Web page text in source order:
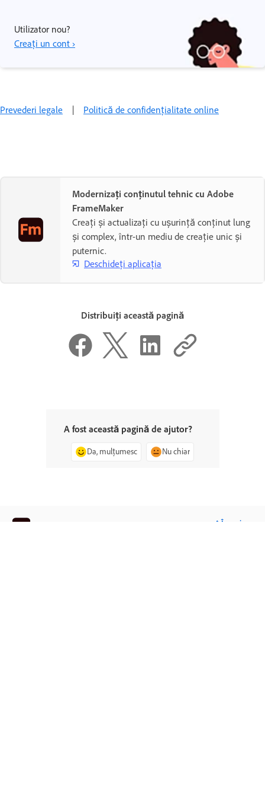
Utilizator nou?
Creați un cont ›
Prevederi legale | Politică de confidențialitate online
Modernizați conținutul tehnic cu Adobe
FrameMaker
Creați și actualizați cu ușurință conținut lung
și complex, într-un mediu de creație unic și
puternic.
Deschideți aplicația
Distribuiți această pagină
A fost această pagină de ajutor?
Da, mulțumesc Nu chiar
^ Înapoi sus